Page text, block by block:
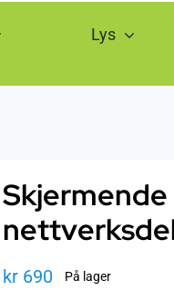
Lys
kr 690 På lager